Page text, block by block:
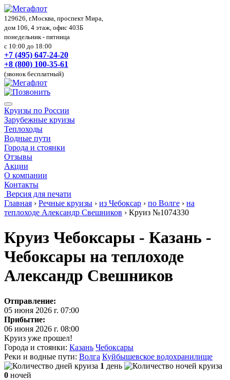
129626, г.Москва, проспект Мира,
дом 106, 4 этаж, офис 403Б
понедельник - пятница
с 10:00 до 18:00
+7 (495) 647-24-20
+8 (800) 100-35-61
(звонок бесплатный)
Круизы по России
Зарубежные круизы
Теплоходы
Водные пути
Города и стоянки
Отзывы
Акции
О компании
Контакты
Версия для печати
Главная › Речные круизы › из Чебоксар › по Волге › на
теплоходе Александр Свешников › Круиз №1074330
Круиз Чебоксары - Казань -
Чебоксары на теплоходе
Александр Свешников
Отправление:
05 июня 2026 г. 07:00
Прибытие:
06 июня 2026 г. 08:00
Круиз уже прошел!
Города и стоянки: Казань Чебоксары
Реки и водные пути: Волга Куйбышевское водохранилище
1 день
0 ночей